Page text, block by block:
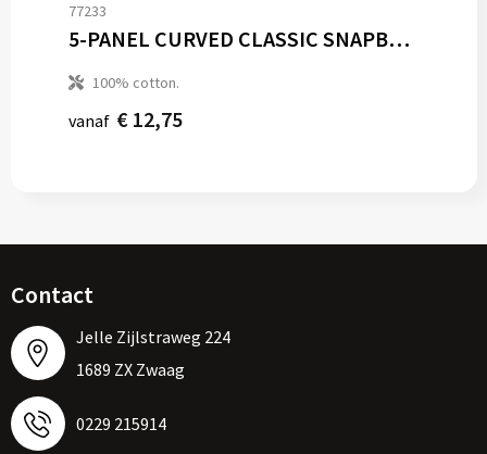
77233
5-PANEL CURVED CLASSIC SNAPBACK
100% cotton.
vanaf € 12,75
Contact
Jelle Zijlstraweg 224
1689 ZX Zwaag
0229 215914